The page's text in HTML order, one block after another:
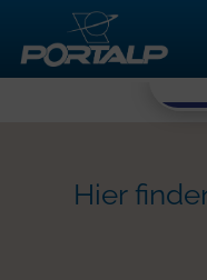
Hier